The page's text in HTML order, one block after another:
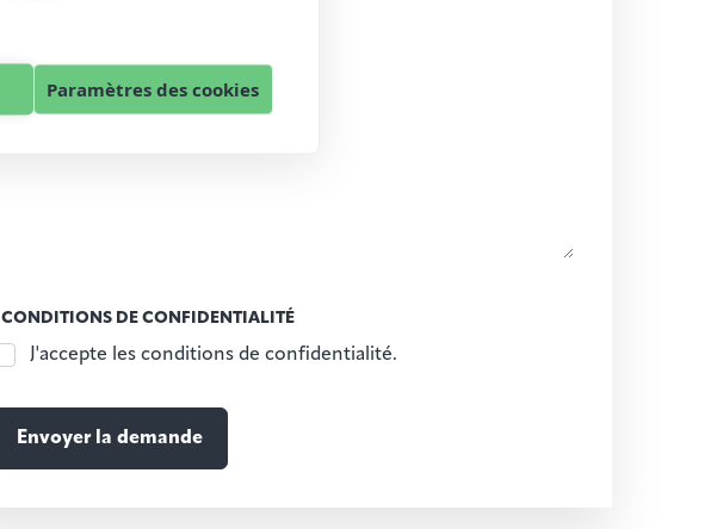
Paramètres des cookies
CONDITIONS DE CONFIDENTIALITÉ
J'accepte les conditions de confidentialité.